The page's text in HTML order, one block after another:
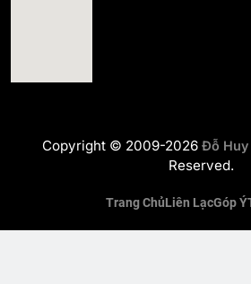
Copyright © 2009-2026 Đỗ Huy
Reserved.
Trang ChủLiên LạcGóp Ý